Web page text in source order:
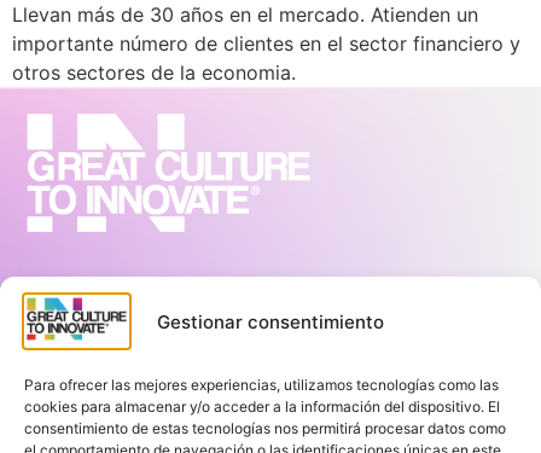
Gestionar consentimiento
Para ofrecer las mejores experiencias, utilizamos tecnologías como las
cookies para almacenar y/o acceder a la información del dispositivo. El
consentimiento de estas tecnologías nos permitirá procesar datos como
Llevan más de 30 años en el mercado. Atienden un
importante número de clientes en el sector financiero y
otros sectores de la economia.
Sitemap
Inicio
Acerca de nosotros
Blog